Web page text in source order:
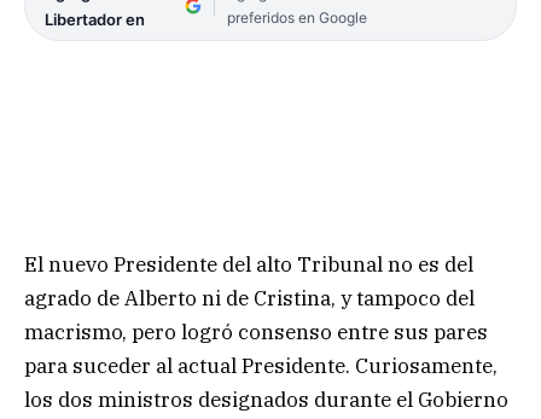
Libertador en
preferidos en Google
El nuevo Presidente del alto Tribunal no es del
agrado de Alberto ni de Cristina, y tampoco del
macrismo, pero logró consenso entre sus pares
para suceder al actual Presidente. Curiosamente,
los dos ministros designados durante el Gobierno